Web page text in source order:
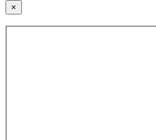
×